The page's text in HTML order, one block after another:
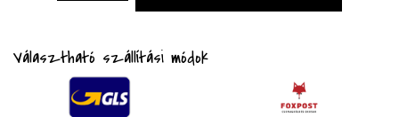
Választható szállítási módok